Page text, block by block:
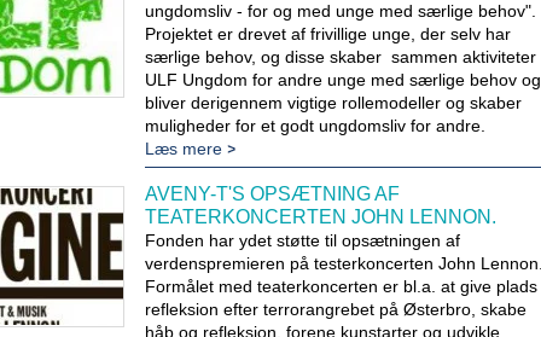
ungdomsliv - for og med unge med særlige behov".
Projektet er drevet af frivillige unge, der selv har
særlige behov, og disse skaber sammen aktiviteter
ULF Ungdom for andre unge med særlige behov og
bliver derigennem vigtige rollemodeller og skaber
muligheder for et godt ungdomsliv for andre.
Læs mere
AVENY-T'S OPSÆTNING AF
TEATERKONCERTEN JOHN LENNON.
Fonden har ydet støtte til opsætningen af
verdenspremieren på testerkoncerten John Lennon.
Formålet med teaterkoncerten er bl.a. at give plads
refleksion efter terrorangrebet på Østerbro, skabe
håb og refleksion, forene kunstarter og udvikle